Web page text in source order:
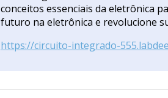
conceitos essenciais da eletrônica
futuro na eletrônica e revolucione
https://circuito-integrado-